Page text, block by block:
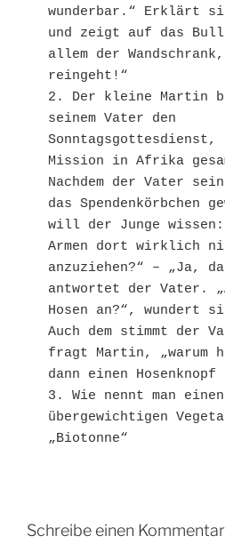
wunderbar.“ Erklärt
und zeigt auf das
allem der
reingeht!“
2. Der kleine Martin
seinem Vater den
Mission in Afrika
Nachdem der Vater
das Spendenkörbchen
will der Junge wissen:
Armen dort wirklich
anzuziehen?“ – „Ja,
antwortet der Vater.
Hosen an?“, wundert
Auch dem stimmt der
fragt Martin, „warum
dann einen Hosenknopf
3. Wie nennt man einen
übergewichtigen
Schreibe einen Kommentar